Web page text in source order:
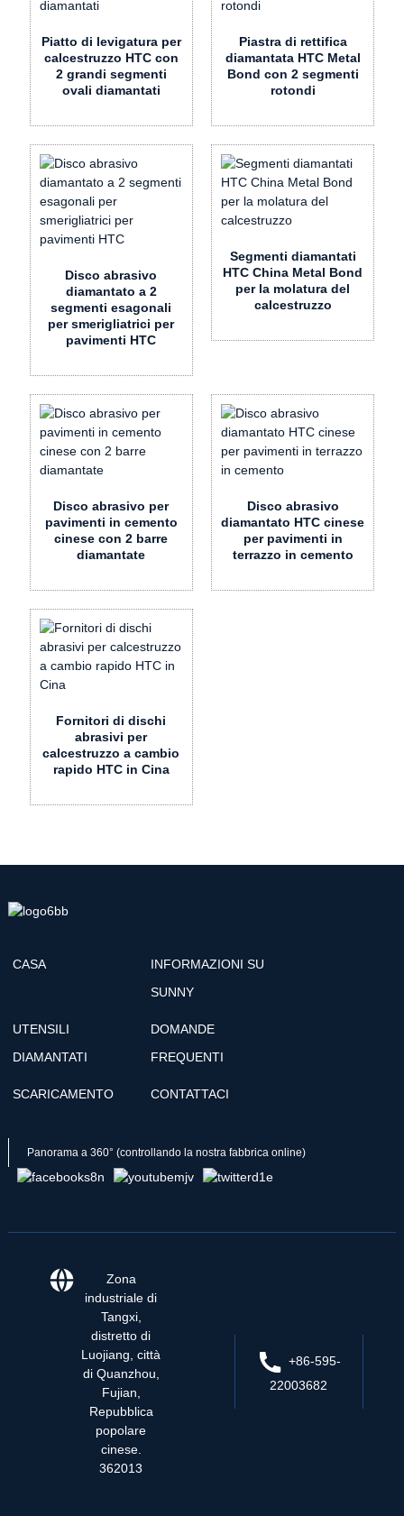
Piatto di levigatura per
calcestruzzo HTC con
2 grandi segmenti
ovali diamantati
Piastra di rettifica
diamantata HTC Metal
Bond con 2 segmenti
rotondi
Disco abrasivo
diamantato a 2
segmenti esagonali
per smerigliatrici per
pavimenti HTC
Segmenti diamantati
HTC China Metal Bond
per la molatura del
calcestruzzo
Disco abrasivo per
pavimenti in cemento
cinese con 2 barre
diamantate
Disco abrasivo
diamantato HTC cinese
per pavimenti in
terrazzo in cemento
Fornitori di dischi
abrasivi per
calcestruzzo a cambio
rapido HTC in Cina
CASA
INFORMAZIONI SU
SUNNY
UTENSILI
DIAMANTATI
DOMANDE
FREQUENTI
SCARICAMENTO CONTATTACI
Panorama a 360° (controllando la nostra fabbrica online)
Zona
industriale di
Tangxi,
distretto di
Luojiang, città
di Quanzhou,
Fujian,
Repubblica
popolare
cinese.
362013
+86-595-
22003682